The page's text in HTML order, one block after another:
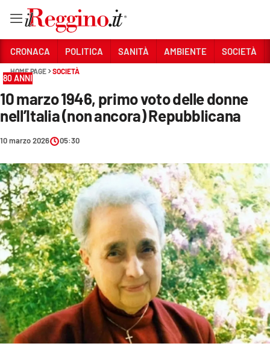
Sezioni
CRONACA
AMBIENTE
SOCIETÀ
CULTURA
ECONOMIA E LAVORO
EVENTI
SPORT
Streaming
CRONACA POLITICA SANITÀ AMBIENTE SOCIETÀ
HOME PAGE SOCIETÀ
80 ANNI
10 marzo 1946, primo voto delle donne
nell’Italia (non ancora) Repubblicana
10 marzo 2026 05:30